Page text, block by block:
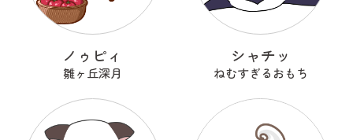
ノゥピィ
雛ヶ丘深月
シャチッ
ねむすぎるおもち